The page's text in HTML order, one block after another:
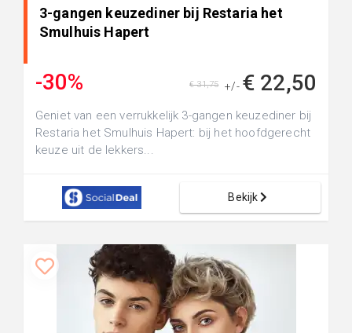
3-gangen keuzediner bij Restaria het
Smulhuis Hapert
-30% +/- € 22,50
€ 31,75
Geniet van een verrukkelijk 3-gangen keuzediner bij
Restaria het Smulhuis Hapert: bij het hoofdgerecht
keuze uit de lekkers...
Bekijk